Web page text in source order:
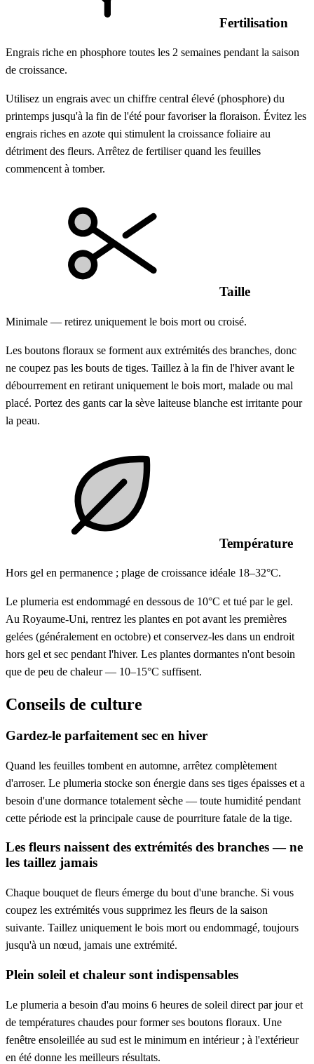
Fertilisation
Engrais riche en phosphore toutes les 2 semaines pendant la saison
de croissance.
Utilisez un engrais avec un chiffre central élevé (phosphore) du
printemps jusqu'à la fin de l'été pour favoriser la floraison. Évitez les
engrais riches en azote qui stimulent la croissance foliaire au
détriment des fleurs. Arrêtez de fertiliser quand les feuilles
commencent à tomber.
Taille
Minimale — retirez uniquement le bois mort ou croisé.
Les boutons floraux se forment aux extrémités des branches, donc
ne coupez pas les bouts de tiges. Taillez à la fin de l'hiver avant le
débourrement en retirant uniquement le bois mort, malade ou mal
placé. Portez des gants car la sève laiteuse blanche est irritante pour
la peau.
Température
Hors gel en permanence ; plage de croissance idéale 18–32°C.
Le plumeria est endommagé en dessous de 10°C et tué par le gel.
Au Royaume-Uni, rentrez les plantes en pot avant les premières
gelées (généralement en octobre) et conservez-les dans un endroit
hors gel et sec pendant l'hiver. Les plantes dormantes n'ont besoin
que de peu de chaleur — 10–15°C suffisent.
Conseils de culture
Gardez-le parfaitement sec en hiver
Quand les feuilles tombent en automne, arrêtez complètement
d'arroser. Le plumeria stocke son énergie dans ses tiges épaisses et a
besoin d'une dormance totalement sèche — toute humidité pendant
cette période est la principale cause de pourriture fatale de la tige.
Les fleurs naissent des extrémités des branches — ne
les taillez jamais
Chaque bouquet de fleurs émerge du bout d'une branche. Si vous
coupez les extrémités vous supprimez les fleurs de la saison
suivante. Taillez uniquement le bois mort ou endommagé, toujours
jusqu'à un nœud, jamais une extrémité.
Plein soleil et chaleur sont indispensables
Le plumeria a besoin d'au moins 6 heures de soleil direct par jour et
de températures chaudes pour former ses boutons floraux. Une
fenêtre ensoleillée au sud est le minimum en intérieur ; à l'extérieur
en été donne les meilleurs résultats.